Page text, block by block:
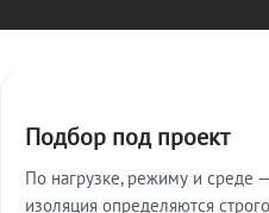
Подбор под проект
По нагрузке, режиму и среде
изоляция определяются